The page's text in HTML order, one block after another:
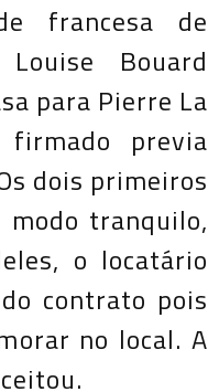
francesa de
Bouard
para Pierre La
previa
dois primeiros
modo tranquilo,
o locatário
contrato pois
no local. A